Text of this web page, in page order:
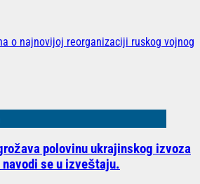
o najnovijoj reorganizaciji ruskog vojnog
polovinu ukrajinskog izvoza
navodi se u izveštaju.